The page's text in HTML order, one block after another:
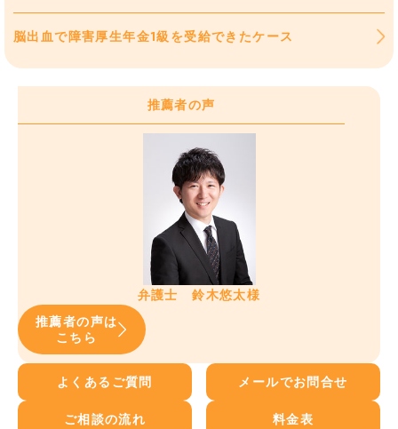
脳出血で障害厚生年金1級を受給できたケース
推薦者の声
弁護士 鈴木悠太様
推薦者の声は
こちら
よくあるご質問 メールでお問合せ
ご相談の流れ 料金表